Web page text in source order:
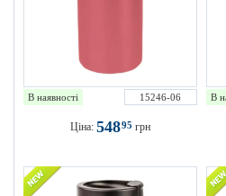
В наявності 15246-06
Ціна: 54895 грн
В